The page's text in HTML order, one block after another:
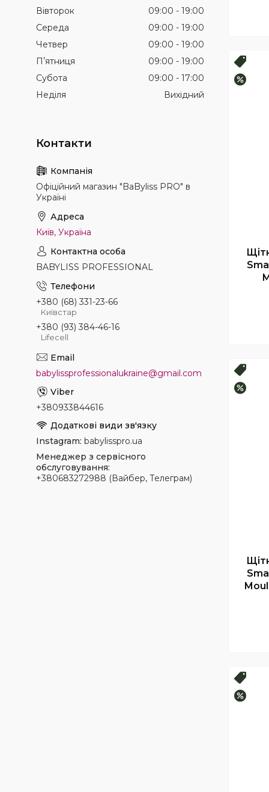
Топ
Топ
Топ
Вівторок
09:00
19:00
Середа
09:00
19:00
Четвер
09:00
19:00
Пʼятниця
09:00
19:00
Субота
09:00
17:00
Неділя
Вихідний
Офіційний магазин "BaByliss PRO" в
Україні
Київ, Україна
BABYLISS PROFESSIONAL
+380 (68) 331-23-66
Київстар
+380 (93) 384-46-16
Lifecell
babylissprofessionalukraine@gmail.com
+380933844616
Instagram babylisspro.ua
Менеджер з сервісного
обслуговування
+380683272988 (Вайбер, Телеграм)